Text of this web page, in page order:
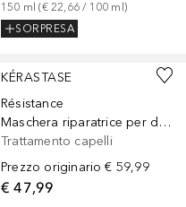
150 ml (€ 22,66 / 100 ml )
SORPRESA
KÉRASTASE
Résistance
Maschera riparatrice per donare forza a capelli deboli e danneggiati
Trattamento capelli
Prezzo originario € 59,99
€ 47,99